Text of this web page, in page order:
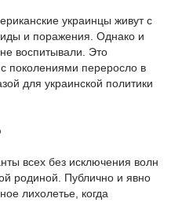
украинцы живут с
и поражения. Однако и
воспитывали. Это
поколениями переросло в
для украинской политики
всех без исключения волн
родиной. Публично и явно
лихолетье, когда